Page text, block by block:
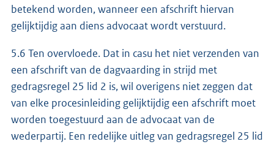
betekend worden, wanneer een afschrift hiervan
gelijktijdig aan diens advocaat wordt verstuurd.
5.6 Ten overvloede. Dat in casu het niet verzenden van
een afschrift van de dagvaarding in strijd met
gedragsregel 25 lid 2 is, wil overigens niet zeggen dat
van elke procesinleiding gelijktijdig een afschrift moet
worden toegestuurd aan de advocaat van de
wederpartij. Een redelijke uitleg van gedragsregel 25 lid